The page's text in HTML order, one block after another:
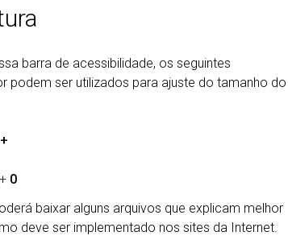
barra de acessibilidade, os seguintes
podem ser utilizados para ajuste do tamanho do
+
+ 0
baixar alguns arquivos que explicam melhor
deve ser implementado nos sites da Internet.